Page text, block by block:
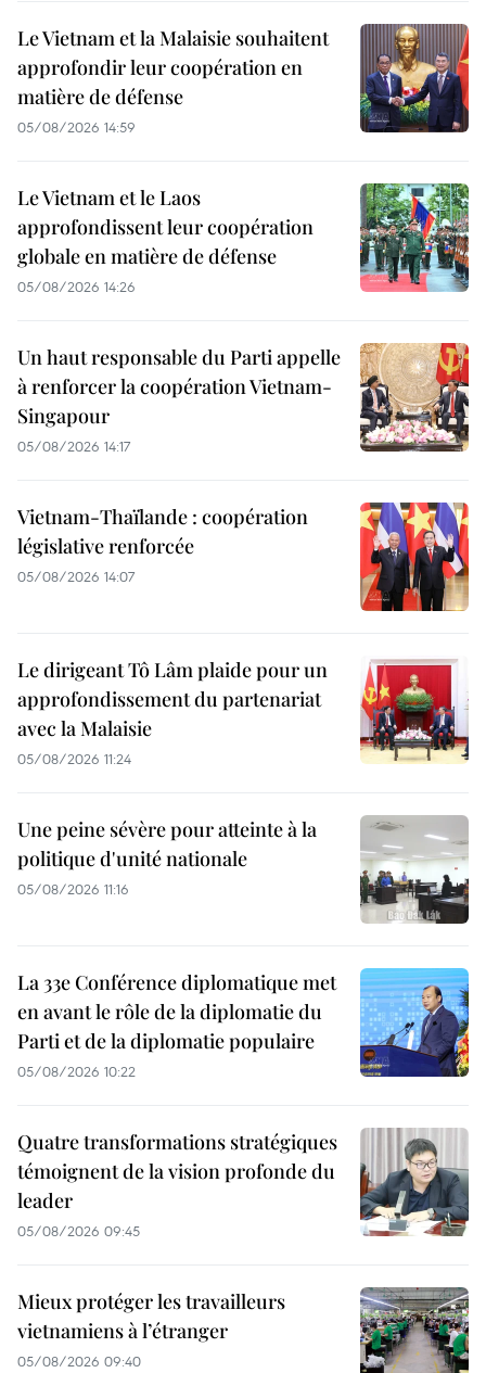
Le Vietnam et la Malaisie souhaitent
approfondir leur coopération en
matière de défense
05/08/2026 14:59
Le Vietnam et le Laos
approfondissent leur coopération
globale en matière de défense
05/08/2026 14:26
Un haut responsable du Parti appelle
à renforcer la coopération Vietnam-
Singapour
05/08/2026 14:17
Vietnam-Thaïlande : coopération
législative renforcée
05/08/2026 14:07
Le dirigeant Tô Lâm plaide pour un
approfondissement du partenariat
avec la Malaisie
05/08/2026 11:24
Une peine sévère pour atteinte à la
politique d'unité nationale
05/08/2026 11:16
La 33e Conférence diplomatique met
en avant le rôle de la diplomatie du
Parti et de la diplomatie populaire
05/08/2026 10:22
Quatre transformations stratégiques
témoignent de la vision profonde du
leader
05/08/2026 09:45
Mieux protéger les travailleurs
vietnamiens à l’étranger
05/08/2026 09:40